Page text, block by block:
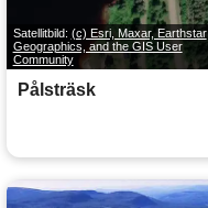
Satellitbild: (c) Esri, Maxar, Earthstar
Geographics, and the GIS User
Community
Pålsträsk